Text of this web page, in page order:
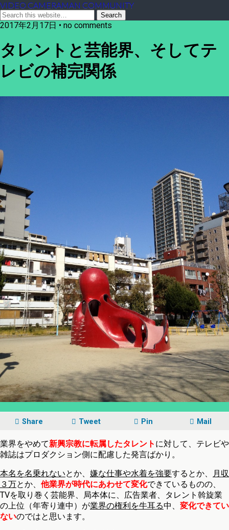
VIDEO CAMERAMAN COMMUNITY
2017年2月17日 • no comments
タレントと芸能界、そしてテ
レビの補完関係
Share Tweet Pin Mail
業界をやめて新興宗教に転属したタレント に対して、テレビや
雑誌はプロダクション側に配慮した発言ばかり。
本名を名乗れないとか、 嫌な仕事や水着を強要するとか、
月収
３万とか、 他業界が時代にあわせて変化できているものの、
TVを取り巻く芸能界、局本体に、広告業者、タレント斡旋業
の上位（年寄り連中）が業界の権利を牛耳る中、 変化できてい
ないのではと思います。